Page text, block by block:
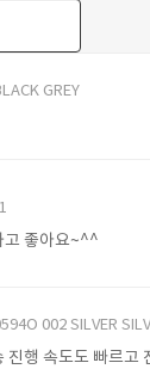
GREY
고 좋아요~^^
002 SILVER
행 속도도 빠르고